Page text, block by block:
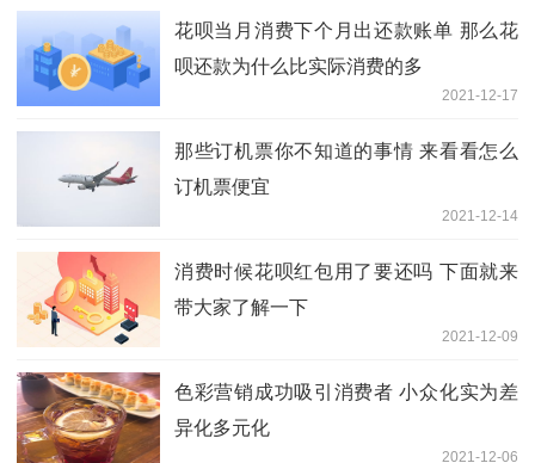
花呗当月消费下个月出还款账单 那么花
呗还款为什么比实际消费的多
2021-12-17
那些订机票你不知道的事情 来看看怎么
订机票便宜
2021-12-14
消费时候花呗红包用了要还吗 下面就来
带大家了解一下
2021-12-09
色彩营销成功吸引消费者 小众化实为差
异化多元化
2021-12-06